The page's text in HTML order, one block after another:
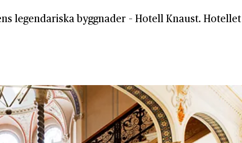
legendariska byggnader – Hotell Knaust.